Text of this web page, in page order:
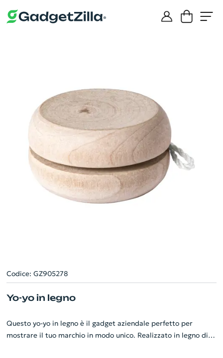
Codice: GZ905278
Yo-yo in legno
Questo yo-yo in legno è il gadget aziendale perfetto per
mostrare il tuo marchio in modo unico. Realizzato in legno di